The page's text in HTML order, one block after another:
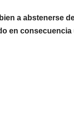
a abstenerse
en consecuencia